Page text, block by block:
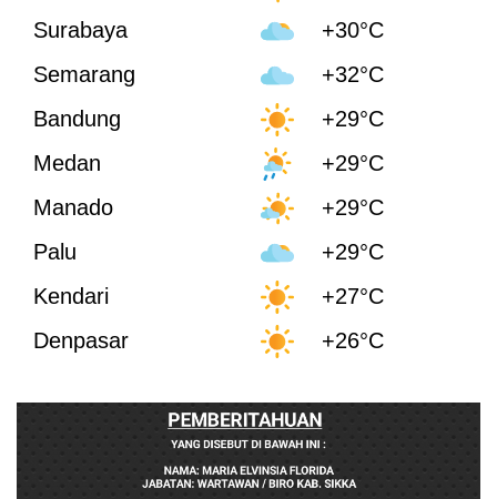
Surabaya
+30°C
Semarang
+32°C
Bandung
+29°C
Medan
+29°C
Manado
+29°C
Palu
+29°C
Kendari
+27°C
Denpasar
+26°C